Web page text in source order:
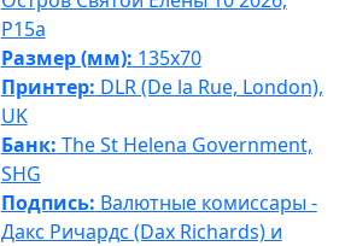
P15a
Размер (мм): 135x70
Принтер: DLR (De la Rue, London),
UK
Банк: The St Helena Government,
SHG
Подпись: Валютные комиссары -
Дакс Ричардс (Dax Richards) и